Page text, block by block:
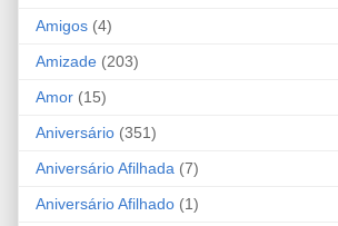
Amigos (4)
Amizade (203)
Amor (15)
Aniversário (351)
Aniversário Afilhada (7)
Aniversário Afilhado (1)